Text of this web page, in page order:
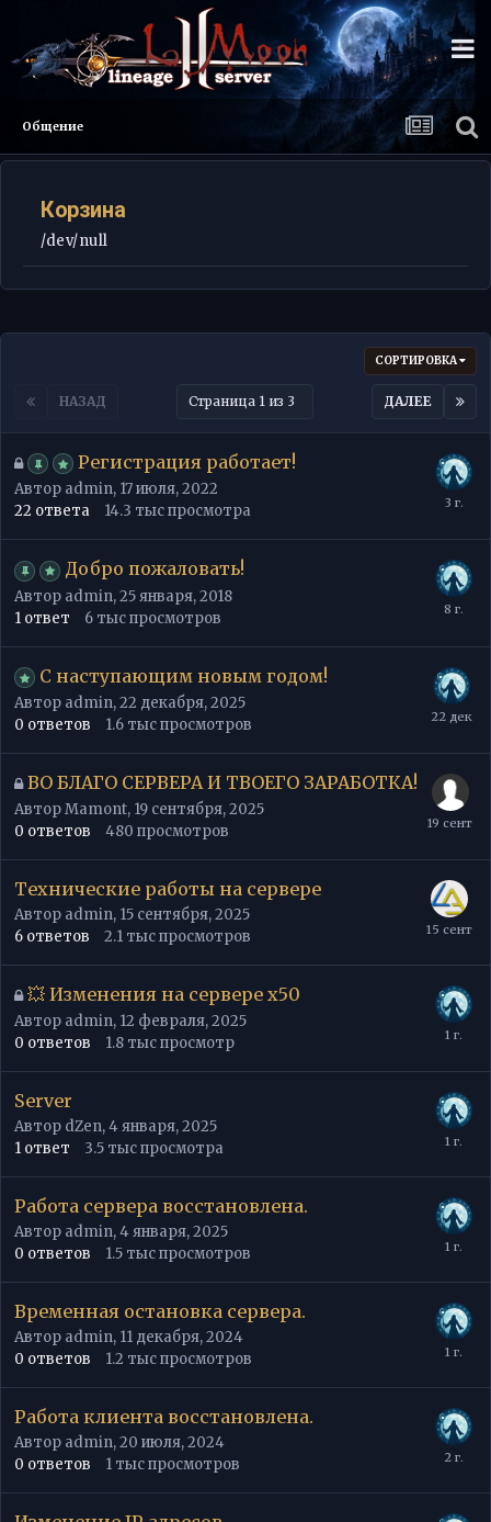
Общение
Корзина
/dev/null
СОРТИРОВКА
НАЗАД ДАЛЕЕ
Страница 1 из 3
Регистрация работает!
Автор admin, 17 июля, 2022
22 ответа 14.3 тыспросмотра
Добро пожаловать!
Автор admin,25 января, 2018
1 ответ 6 тыспросмотров
С наступающим новым годом!
Автор admin,22 декабря, 2025
0 ответов 1.6 тыспросмотров
ВО БЛАГО СЕРВЕРА И ТВОЕГО ЗАРАБОТКА!
АвторMamont, 19 сентября, 2025
0 ответов 480 просмотров
Технические работы на сервере
Автор admin, 15 сентября, 2025
6 ответов 2.1 тыспросмотров
💥 Изменения на сервере х50
Автор admin, 12 февраля, 2025
0 ответов 1.8 тыспросмотр
Server
Автор dZen,4 января, 2025
1 ответ 3.5 тыспросмотра
Работа сервера восстановлена.
Автор admin,4 января, 2025
0 ответов 1.5 тыспросмотров
Временная остановка сервера.
Автор admin, 11 декабря, 2024
0 ответов 1.2 тыспросмотров
Работа клиента восстановлена.
Автор admin,20 июля, 2024
0 ответов 1 тыспросмотров